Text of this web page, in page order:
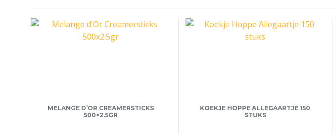
MELANGE D’OR CREAMERSTICKS
500×2.5GR
KOEKJE HOPPE ALLEGAARTJE 150
STUKS